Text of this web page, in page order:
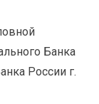
Банка
России г.